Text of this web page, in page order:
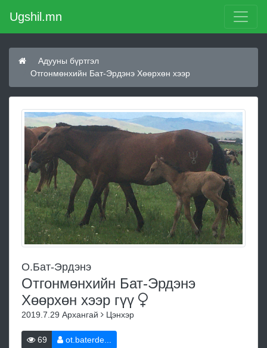
Ugshil.mn
Адууны бүртгэл
Отгонмөнхийн Бат-Эрдэнэ Хөөрхөн хээр
О.Бат-Эрдэнэ
Отгонмөнхийн Бат-Эрдэнэ
Хөөрхөн хээр гүү
2019.7.29 Архангай Цэнхэр
69 ot.baterde...